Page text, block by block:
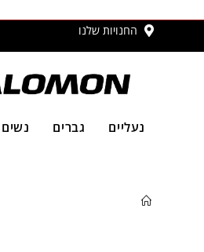
החנויות שלנו
נעליים גברים נשים